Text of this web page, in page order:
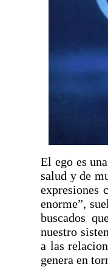
El ego es
salud y de
expresiones
enorme”,
buscados
nuestro
a las
genera en